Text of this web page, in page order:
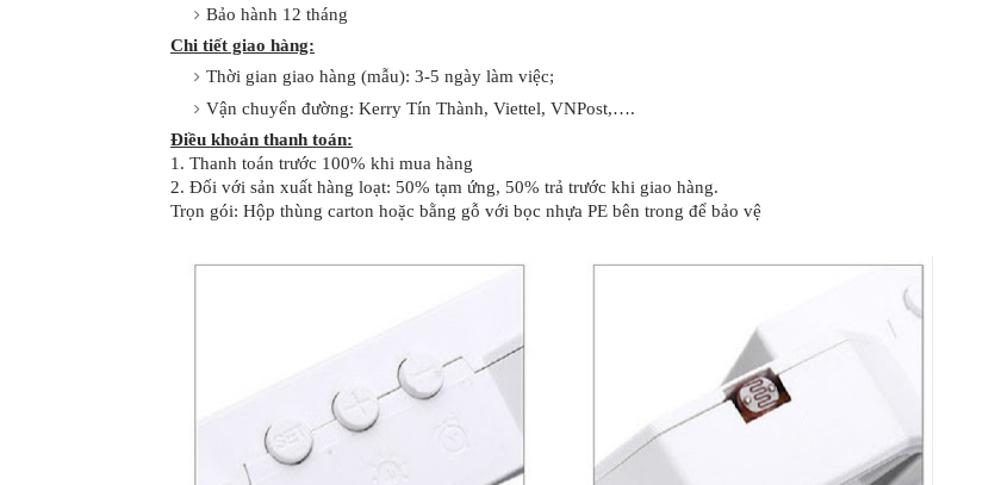
Bảo hành 12 tháng
Chi tiết giao hàng:
Thời gian giao hàng (mẫu): 3-5 ngày làm việc;
Vận chuyển đường: Kerry Tín Thành, Viettel, VNPost,….
Điều khoản thanh toán:
1. Thanh toán trước 100% khi mua hàng
2. Đối với sản xuất hàng loạt: 50% tạm ứng, 50% trả trước khi giao hàng.
Trọn gói: Hộp thùng carton hoặc bằng gỗ với bọc nhựa PE bên trong để bảo vệ